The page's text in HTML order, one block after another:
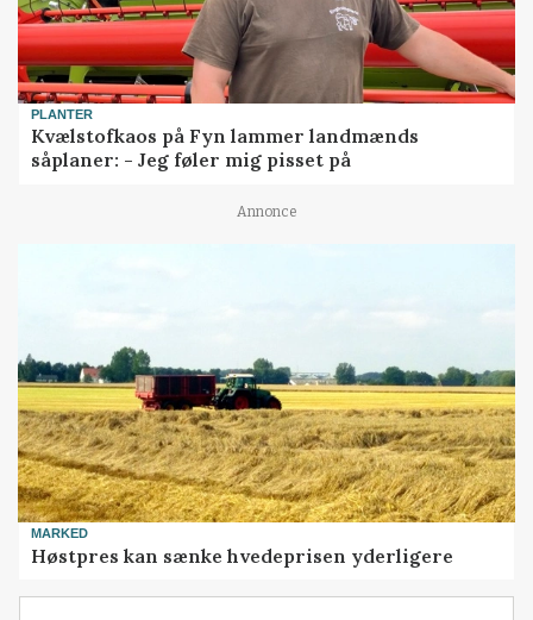
PLANTER
Kvælstofkaos på Fyn lammer landmænds
såplaner: - Jeg føler mig pisset på
Annonce
MARKED
Høstpres kan sænke hvedeprisen yderligere